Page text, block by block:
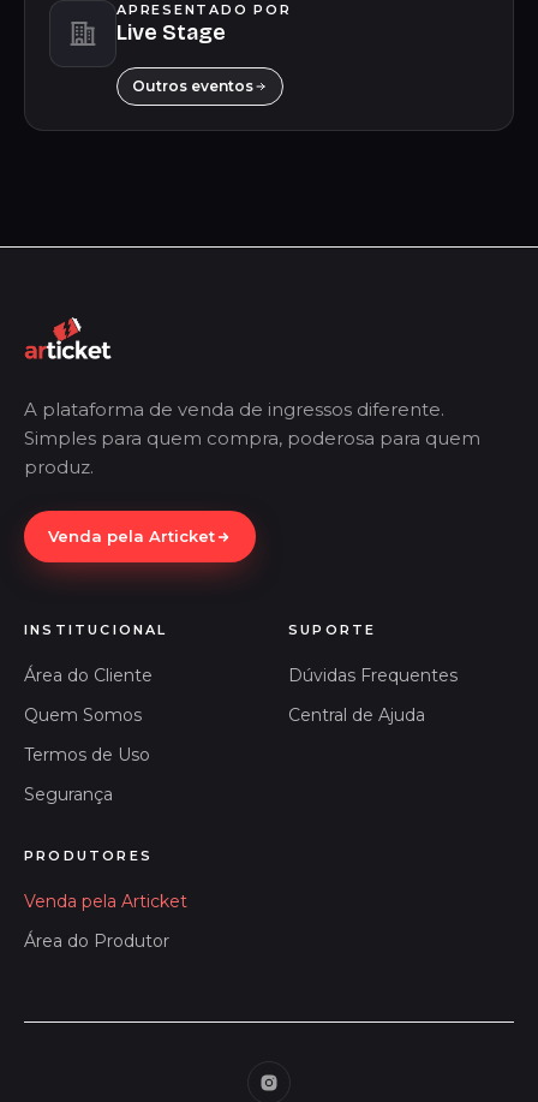
APRESENTADO POR
Live Stage
Outros eventos
A plataforma de venda de ingressos diferente.
Simples para quem compra, poderosa para quem
produz.
Venda pela Articket
INSTITUCIONAL
Área do Cliente
Quem Somos
Termos de Uso
Segurança
SUPORTE
Dúvidas Frequentes
Central de Ajuda
PRODUTORES
Venda pela Articket
Área do Produtor